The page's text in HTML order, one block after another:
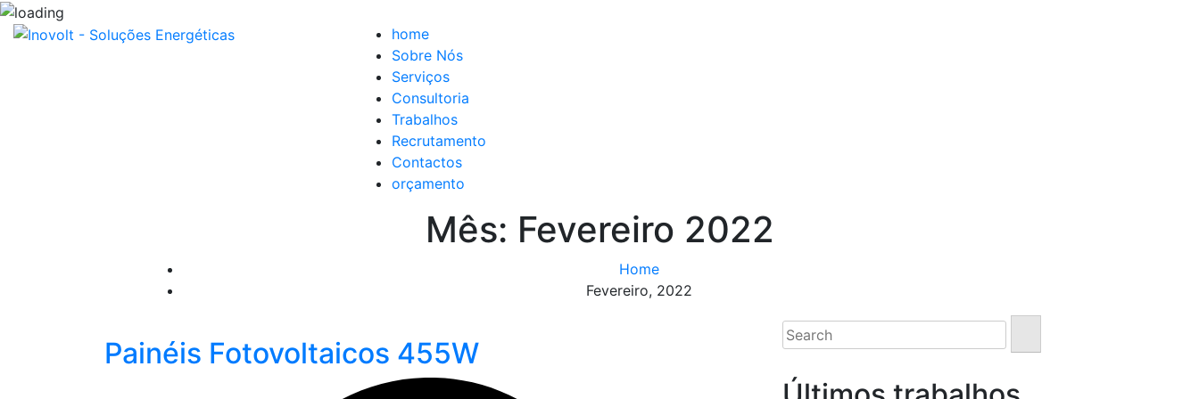
home
Sobre Nós
Serviços
Consultoria
Trabalhos
Recrutamento
Contactos
orçamento
Mês: Fevereiro 2022
Home
Fevereiro, 2022
Painéis Fotovoltaicos 455W
Search
for: